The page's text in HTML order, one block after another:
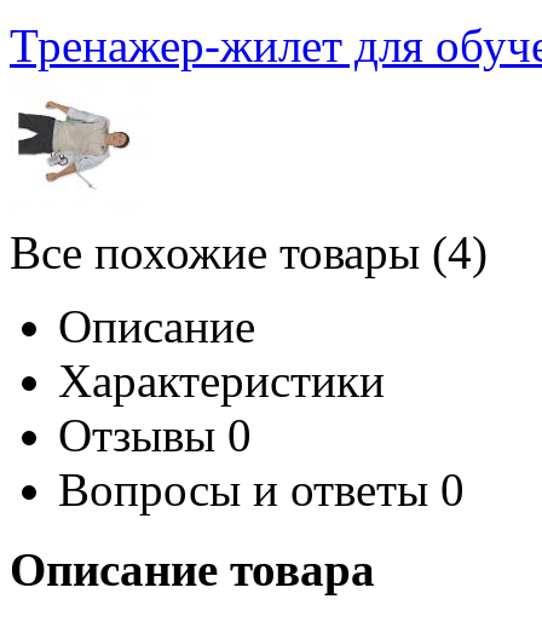
Тренажер-жилет для
Все похожие товары (4)
Описание
Характеристики
Отзывы 0
Вопросы и ответы 0
Описание товара